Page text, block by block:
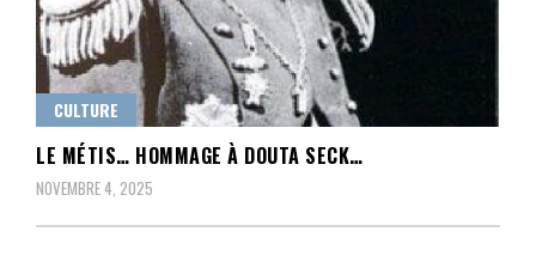
CULTURE
LE MÉTIS… HOMMAGE À DOUTA SECK…
NOVEMBRE 4, 2025